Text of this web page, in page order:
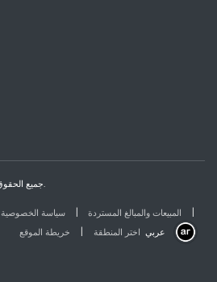
© 2026 Altametrics. جميع الحقوق محفوظة.
سياسة الخصوصية | المبيعات والمبالغ المستردة |
خريطة الموقع | اختر المنطقة عربي